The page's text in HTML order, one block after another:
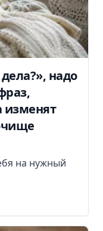
надо
изменят
на нужный